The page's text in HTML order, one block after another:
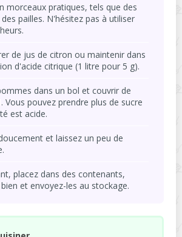
morceaux pratiques, tels que des
pailles. N'hésitez pas à utiliser
de jus de citron ou maintenir dans
d'acide citrique (1 litre pour 5 g).
dans un bol et couvrir de
Vous pouvez prendre plus de sucre
est acide.
et laissez un peu de
placez dans des contenants,
et envoyez-les au stockage.